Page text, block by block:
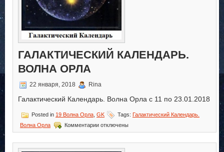
ГАЛАКТИЧЕСКИЙ КАЛЕНДАРЬ.
ВОЛНА ОРЛА
22 января, 2018 Rina
Галактический Календарь. Волна Орла с 11 по 23.01.2018
Posted in 19 Волна Орла GK Tags: Галактический Календарь.
Волна Орла
Комментариик
записи
Календарь.
отключены